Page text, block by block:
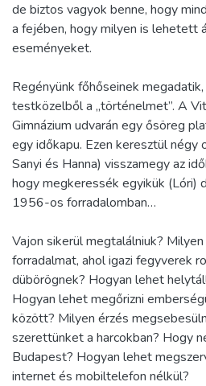
de biztos vagyok benne, hogy
a fejében, hogy milyen is lehetett
eseményeket.
Regényünk főhőseinek
testközelből a „történelmet”. A
Gimnázium udvarán egy ősöreg
egy időkapu. Ezen keresztül négy
Sanyi és Hanna) visszamegy az
hogy megkeressék egyikük (Lóri)
1956-os forradalomban…
Vajon sikerül megtalálniuk?
forradalmat, ahol igazi fegyverek
dübörögnek? Hogyan lehet
Hogyan lehet megőrizni
között? Milyen érzés
szerettünket a harcokban? Hogy
Budapest? Hogyan lehet
internet és mobiltelefon nélkül?